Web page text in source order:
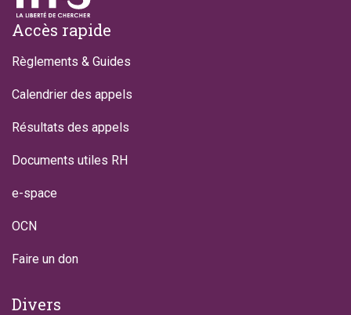
Footer
Accès rapide
Règlements & Guides
Calendrier des appels
Résultats des appels
Documents utiles RH
e-space
OCN
Faire un don
Divers